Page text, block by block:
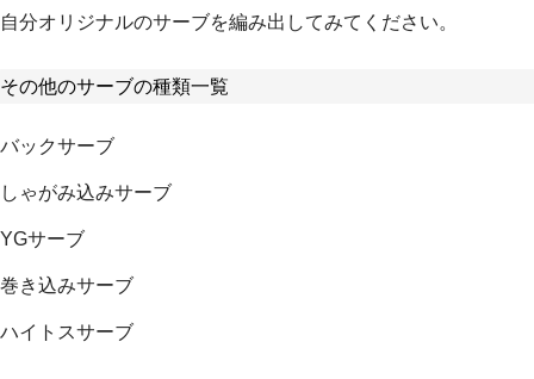
自分オリジナルのサーブを編み出してみてください。
その他のサーブの種類一覧
バックサーブ
しゃがみ込みサーブ
YGサーブ
巻き込みサーブ
ハイトスサーブ